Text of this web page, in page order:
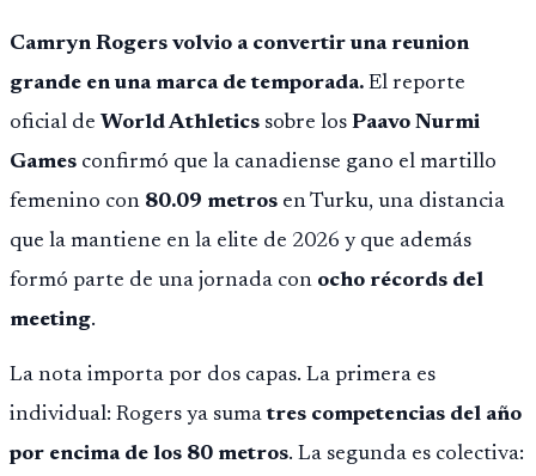
Camryn Rogers volvio a convertir una reunion
grande en una marca de temporada. El reporte
oficial de World Athletics sobre los Paavo Nurmi
Games confirmó que la canadiense gano el martillo
femenino con 80.09 metros en Turku, una distancia
que la mantiene en la elite de 2026 y que además
formó parte de una jornada con ocho récords del
meeting.
La nota importa por dos capas. La primera es
individual: Rogers ya sumatres competencias del año
por encima de los 80 metros. La segunda es colectiva: